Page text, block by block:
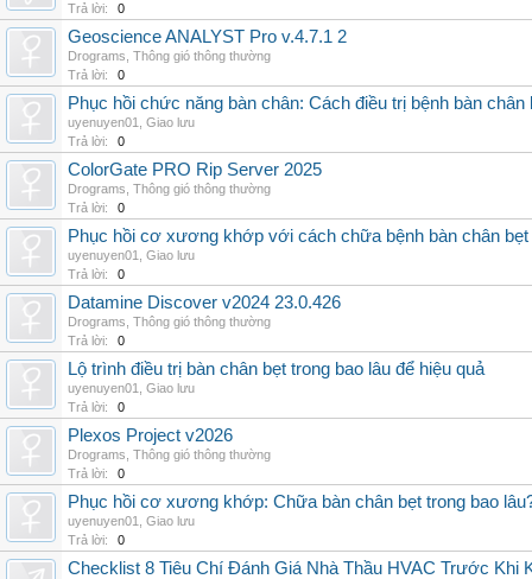
Trả lời:
0
Geoscience ANALYST Pro v.4.7.1 2
Drograms Thông gió thông thường
Trả lời:
0
Phục hồi chức năng bàn chân: Cách điều trị bệnh bàn chân
uyenuyen01
Giao lưu
Trả lời:
0
ColorGate PRO Rip Server 2025
Drograms Thông gió thông thường
Trả lời:
0
Phục hồi cơ xương khớp với cách chữa bệnh bàn chân bẹt
uyenuyen01
Giao lưu
Trả lời:
0
Datamine Discover v2024 23.0.426
Drograms Thông gió thông thường
Trả lời:
0
Lộ trình điều trị bàn chân bẹt trong bao lâu để hiệu quả
uyenuyen01
Giao lưu
Trả lời:
0
Plexos Project v2026
Drograms Thông gió thông thường
Trả lời:
0
Phục hồi cơ xương khớp: Chữa bàn chân bẹt trong bao
uyenuyen01
Giao lưu
Trả lời:
0
Checklist 8 Tiêu Chí Đánh Giá Nhà Thầu HVAC Trước Khi